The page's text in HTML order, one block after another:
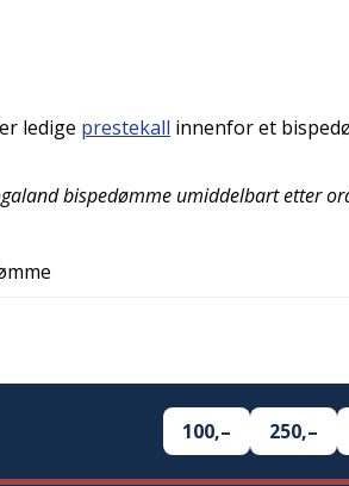
ledige prestekall innenfor et
bispedømme umiddelbart etter
100,– 250,–